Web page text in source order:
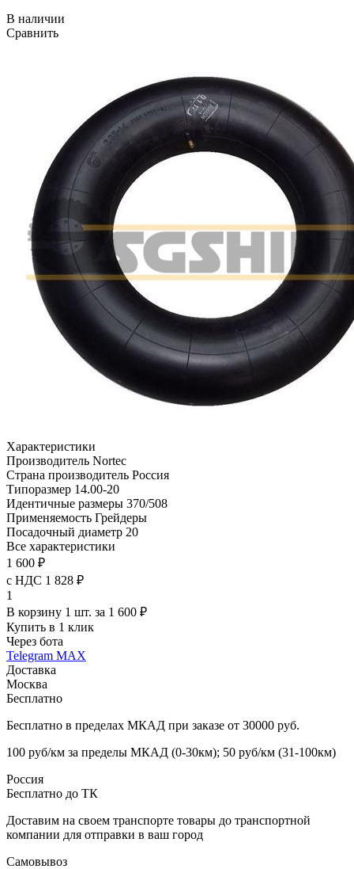
В наличии
Сравнить
Характеристики
Производитель Nortec
Страна производитель Россия
Типоразмер 14.00-20
Идентичные размеры 370/508
Применяемость Грейдеры
Посадочный диаметр 20
Все характеристики
1 600 ₽
с НДС 1 828 ₽
1
В корзину 1 шт. за 1 600 ₽
Купить в 1 клик
Через бота
Telegram MAX
Доставка
Москва
Бесплатно
Бесплатно в пределах МКАД при заказе от 30000 руб.
100 руб/км за пределы МКАД (0-30км); 50 руб/км (31-100км)
Россия
Бесплатно до ТК
Доставим на своем транспорте товары до транспортной
компании для отправки в ваш город
Самовывоз